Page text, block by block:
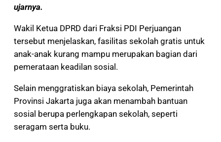
ujarnya.
Wakil Ketua DPRD dari Fraksi PDI Perjuangan
tersebut menjelaskan, fasilitas sekolah gratis untuk
anak-anak kurang mampu merupakan bagian dari
pemerataan keadilan sosial.
Selain menggratiskan biaya sekolah, Pemerintah
Provinsi Jakarta juga akan menambah bantuan
sosial berupa perlengkapan sekolah, seperti
seragam serta buku.